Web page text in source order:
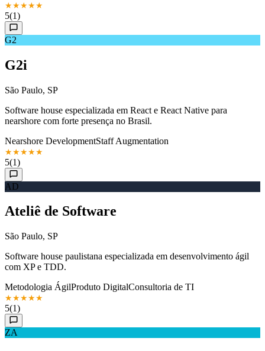
★★★★★
5(1)
G2
G2i
São Paulo, SP
Software house especializada em React e React Native para
nearshore com forte presença no Brasil.
Nearshore DevelopmentStaff Augmentation
★★★★★
5(1)
AD
Ateliê de Software
São Paulo, SP
Software house paulistana especializada em desenvolvimento ágil
com XP e TDD.
Metodologia ÁgilProduto DigitalConsultoria de TI
★★★★★
5(1)
ZA